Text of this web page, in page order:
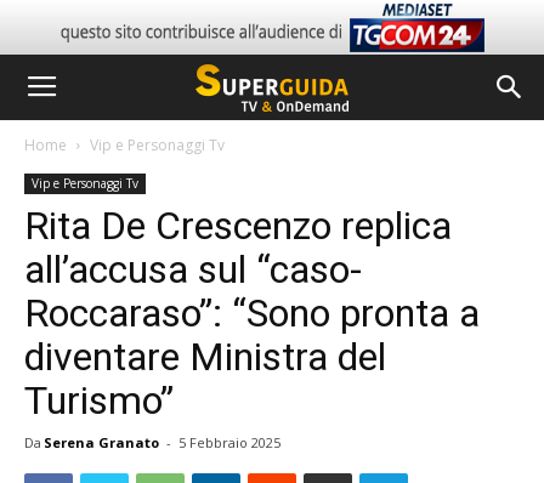
Home Vip e Personaggi Tv
Vip e Personaggi Tv
Rita De Crescenzo replica
all’accusa sul “caso-
Roccaraso”: “Sono pronta a
diventare Ministra del
Turismo”
Da Serena Granato - 5 Febbraio 2025